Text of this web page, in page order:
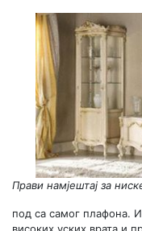
Прави намјештај за
под са самог плафона.
високих уских врата и